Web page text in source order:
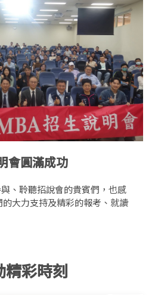
會圓滿成功
、聆聽招說會的貴賓們，也感
大力支持及精彩的報考、就讀
精彩時刻